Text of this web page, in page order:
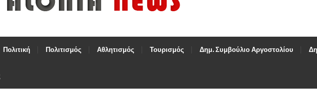
Πολιτική Πολιτισμός Αθλητισμός Τουρισμός Δημ. Συμβούλιο Αργοστολίου